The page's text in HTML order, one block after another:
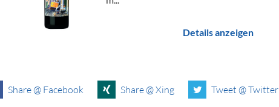
Details anzeigen
Share @ Facebook Share @ Xing Tweet @ Twitter